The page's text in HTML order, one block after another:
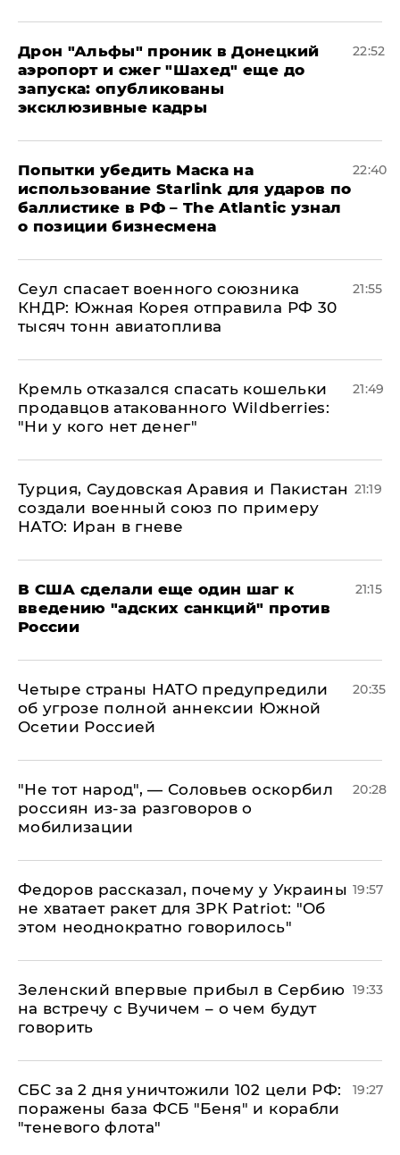
Дрон "Альфы" проник в Донецкий
аэропорт и сжег "Шахед" еще до
запуска: опубликованы
эксклюзивные кадры
22:52
Попытки убедить Маска на
использование Starlink для ударов по
баллистике в РФ – The Atlantic узнал
о позиции бизнесмена
22:40
​Сеул спасает военного союзника
КНДР: Южная Корея отправила РФ 30
тысяч тонн авиатоплива
21:55
Кремль отказался спасать кошельки
продавцов атакованного Wildberries:
"Ни у кого нет денег"
21:49
Турция, Саудовская Аравия и Пакистан
создали военный союз по примеру
НАТО: Иран в гневе
21:19
В США сделали еще один шаг к
введению "адских санкций" против
России
21:15
Четыре страны НАТО предупредили
об угрозе полной аннексии Южной
Осетии Россией
20:35
​"Не тот народ", — Соловьев оскорбил
россиян из-за разговоров о
мобилизации
20:28
Федоров рассказал, почему у Украины
не хватает ракет для ЗРК Patriot: "Об
этом неоднократно говорилось"
19:57
Зеленский впервые прибыл в Сербию
на встречу с Вучичем – о чем будут
говорить
19:33
СБС за 2 дня уничтожили 102 цели РФ:
поражены база ФСБ "Беня" и корабли
"теневого флота"
19:27